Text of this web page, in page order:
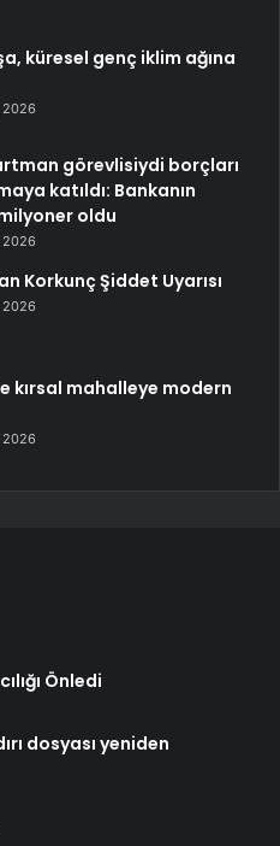
küresel genç iklim ağına
2026
görevlisiydi borçları
katıldı: Bankanın
oldu
2026
Korkunç Şiddet Uyarısı
2026
kırsal mahalleye modern
2026
Önledi
dosyası yeniden